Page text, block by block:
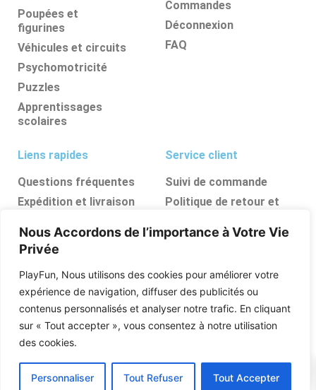
Nous Accordons de l’importance à Votre Vie
Privée
PlayFun, Nous utilisons des cookies pour améliorer votre
expérience de navigation, diffuser des publicités ou
contenus personnalisés et analyser notre trafic. En cliquant
sur « Tout accepter », vous consentez à notre utilisation
des cookies.
Personnaliser Tout Refuser Tout Accepter
Poupées et
figurines
Véhicules et circuits
Psychomotricité
Puzzles
Apprentissages
scolaires
Commandes
Déconnexion
FAQ
Liens rapides
Questions fréquentes
Expédition et livraison
remboursements
Ressources, conseils et
astuces
Boutique
Qui sommes nous
Posez vos questions
Service client
Suivi de commande
Politique de retour et
FAQ
PlayFun © 2026 Tous Les Droits Sont Réservés .